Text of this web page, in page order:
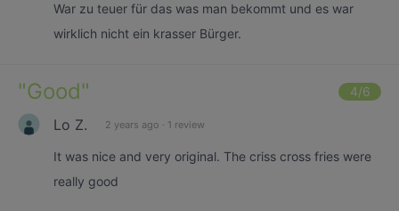
War zu teuer für das was man bekommt und es war
wirklich nicht ein krasser Bürger.
"Good" 4/6
Lo Z. 2 years ago · 1 review
It was nice and very original. The criss cross fries were
really good